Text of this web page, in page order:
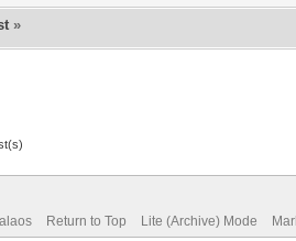
»
Return to Top Lite (Archive) Mode